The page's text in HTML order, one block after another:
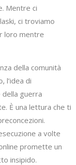
Mentre ci
ci troviamo
loro mentre
della comunità
l’idea di
della guerra
È una lettura che ti
a volte
promette un
insipido.